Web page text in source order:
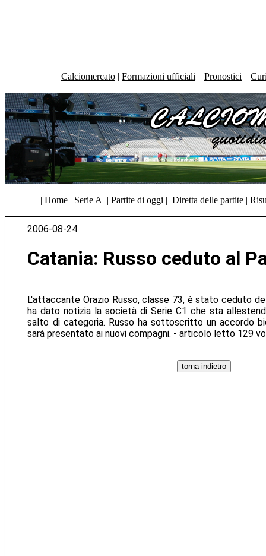
| Calciomercato | Formazioni ufficiali | Pronostici |
|Home | Serie A |Partite di oggi |Diretta delle partite |
2006-08-24
Catania: Russo ceduto al
L'attaccante Orazio Russo, classe 73, è stato ceduto
ha dato notizia la società di Serie C1 che sta
salto di categoria. Russo ha sottoscritto un accordo
sarà presentato ai nuovi compagni. - articolo letto 129